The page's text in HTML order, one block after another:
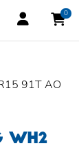
0
91T AO
WH2